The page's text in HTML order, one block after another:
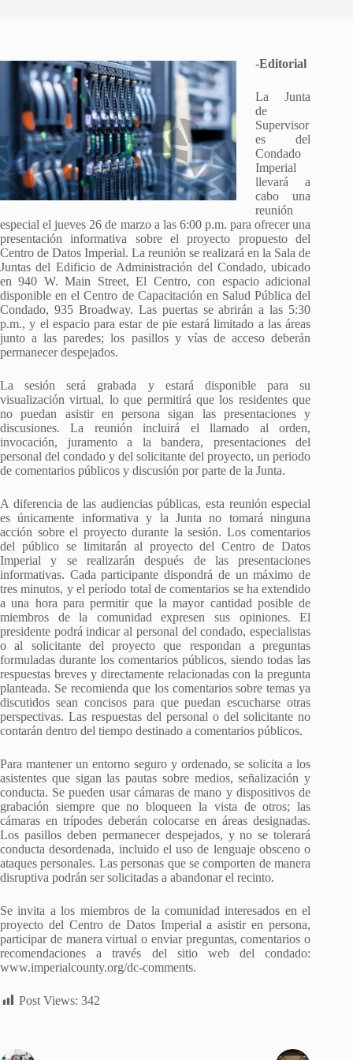
-Editorial
La Junta
de
Supervisor
es del
Condado
Imperial
llevará a
cabo una
reunión
especial el jueves 26 de marzo a las 6:00 p.m. para ofrecer una
presentación informativa sobre el proyecto propuesto del
Centro de Datos Imperial. La reunión se realizará en la Sala de
Juntas del Edificio de Administración del Condado, ubicado
en 940 W. Main Street, El Centro, con espacio adicional
disponible en el Centro de Capacitación en Salud Pública del
Condado, 935 Broadway. Las puertas se abrirán a las 5:30
p.m., y el espacio para estar de pie estará limitado a las áreas
junto a las paredes; los pasillos y vías de acceso deberán
permanecer despejados.
La sesión será grabada y estará disponible para su
visualización virtual, lo que permitirá que los residentes que
no puedan asistir en persona sigan las presentaciones y
discusiones. La reunión incluirá el llamado al orden,
invocación, juramento a la bandera, presentaciones del
personal del condado y del solicitante del proyecto, un periodo
de comentarios públicos y discusión por parte de la Junta.
A diferencia de las audiencias públicas, esta reunión especial
es únicamente informativa y la Junta no tomará ninguna
acción sobre el proyecto durante la sesión. Los comentarios
del público se limitarán al proyecto del Centro de Datos
Imperial y se realizarán después de las presentaciones
informativas. Cada participante dispondrá de un máximo de
tres minutos, y el período total de comentarios se ha extendido
a una hora para permitir que la mayor cantidad posible de
miembros de la comunidad expresen sus opiniones. El
presidente podrá indicar al personal del condado, especialistas
o al solicitante del proyecto que respondan a preguntas
formuladas durante los comentarios públicos, siendo todas las
respuestas breves y directamente relacionadas con la pregunta
planteada. Se recomienda que los comentarios sobre temas ya
discutidos sean concisos para que puedan escucharse otras
perspectivas. Las respuestas del personal o del solicitante no
contarán dentro del tiempo destinado a comentarios públicos.
Para mantener un entorno seguro y ordenado, se solicita a los
asistentes que sigan las pautas sobre medios, señalización y
conducta. Se pueden usar cámaras de mano y dispositivos de
grabación siempre que no bloqueen la vista de otros; las
cámaras en trípodes deberán colocarse en áreas designadas.
Los pasillos deben permanecer despejados, y no se tolerará
conducta desordenada, incluido el uso de lenguaje obsceno o
ataques personales. Las personas que se comporten de manera
disruptiva podrán ser solicitadas a abandonar el recinto.
Se invita a los miembros de la comunidad interesados en el
proyecto del Centro de Datos Imperial a asistir en persona,
participar de manera virtual o enviar preguntas, comentarios o
recomendaciones a través del sitio web del condado:
www.imperialcounty.org/dc-comments.
Post Views: 342